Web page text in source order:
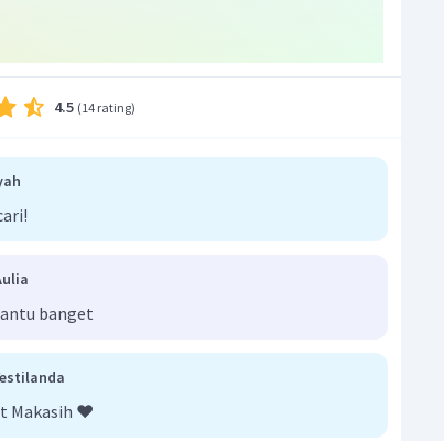
4.5 (14 rating)
banget
Makasih ❤️